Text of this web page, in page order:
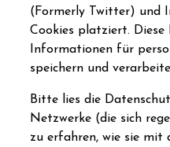
(Formerly Twitter) und
Cookies platziert.
Informationen für
speichern und
Bitte lies die
Netzwerke (die sich
zu erfahren, wie sie mit